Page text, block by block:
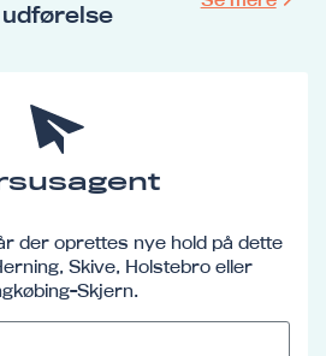
der oprettes nye hold på dette
Skive, Holstebro eller
Skjern.